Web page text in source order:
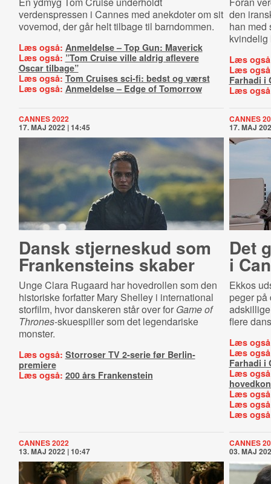
verdenspressen i Cannes med anekdoter om sit
vovemod, der går helt tilbage til barndommen.
Læs også: Anmeldelse – Top Gun: Maverick
Læs også: ”Tom Cruise ville aldrig aflevere
Oscar tilbage”
Læs også: Tom Cruises sci-fi: bedst og værst
Læs også: Anmeldelse – Edge of Tomorrow
den
han med
kvindelig
Læs
Læs
Farhadi i
Læs
CANNES 2022
17. MAJ 2022 | 14:45
Dansk stjerneskud som
Frankensteins skaber
Unge Clara Rugaard har hovedrollen som den
historiske forfatter Mary Shelley i international
storfilm, hvor danskeren står over for Game of
Thrones-skuespiller som det legendariske
monster.
Læs også: Storroser TV 2-serie før Berlin-
premiere
Læs også: 200 års Frankenstein
CANNES
17. MAJ
Det
i
Ekkos
peger
flere
Læs
Læs
Farhadi i
Læs
Læs
Læs
Læs
CANNES 2022
13. MAJ 2022 | 10:47
CANNES
03. MAJ